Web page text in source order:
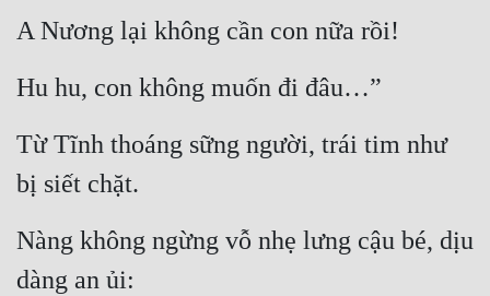
Khoa Huyễn Không Gian
Kinh Dị
Kiếm Hiệp
Kỳ Ảo
A Nương lại không cần con nữa rồi!
Hu hu, con không muốn đi đâu…”
Từ Tĩnh thoáng sững người, trái tim như
bị siết chặt.
Nàng không ngừng vỗ nhẹ lưng cậu bé, dịu
dàng an ủi: